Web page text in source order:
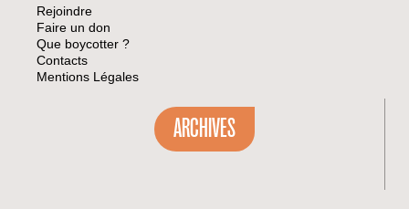
Rejoindre
Faire un don
Que boycotter ?
Contacts
Mentions Légales
ARCHIVES